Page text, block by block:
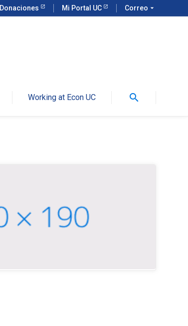
Donaciones Mi Portal UC Correo arrow_drop_down
Working at Econ UC search